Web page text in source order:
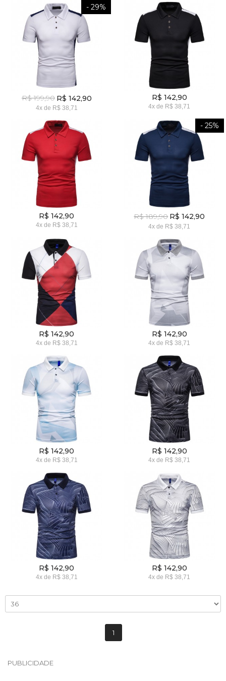
- 29%
R$ 199,90 R$ 142,90
4xde R$ 38,71
R$ 142,90
4x de R$ 38,71
R$ 142,90
4xde R$ 38,71
- 25%
R$ 189,90 R$ 142,90
4x de R$ 38,71
R$ 142,90
4xde R$ 38,71
R$ 142,90
4x de R$ 38,71
R$ 142,90
4xde R$ 38,71
R$ 142,90
4x de R$ 38,71
R$ 142,90
4xde R$ 38,71
R$ 142,90
4x de R$ 38,71
1
PUBLICIDADE